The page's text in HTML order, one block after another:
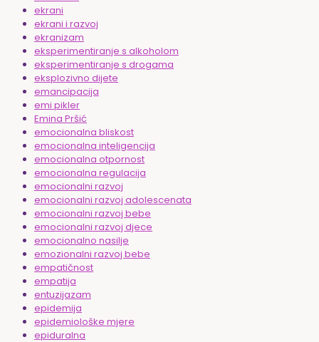
ekrani
ekrani i razvoj
ekranizam
eksperimentiranje s alkoholom
eksperimentiranje s drogama
eksplozivno dijete
emancipacija
emi pikler
Emina Pršić
emocionalna bliskost
emocionalna inteligencija
emocionalna otpornost
emocionalna regulacija
emocionalni razvoj
emocionalni razvoj adolescenata
emocionalni razvoj bebe
emocionalni razvoj djece
emocionalno nasilje
emozionalni razvoj bebe
empatičnost
empatija
entuzijazam
epidemija
epidemiološke mjere
epiduralna